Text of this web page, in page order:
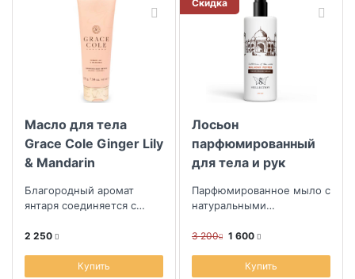
Масло для тела
Grace Cole Ginger Lily
& Mandarin
Благородный аромат
янтаря соединяется с
лилии
2 250
Купить
Скидка
Лосьон
парфюмированный
для тела и рук
World Malabar Pepper
Парфюмированное мыло с
натуральными
питающими
3 200 1 600
Купить